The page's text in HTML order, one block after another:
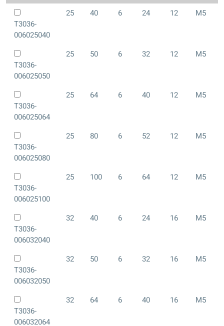
T3036-
006025040
25 40 6 24 12 M5
T3036-
006025050
25 50 6 32 12 M5
T3036-
006025064
25 64 6 40 12 M5
T3036-
006025080
25 80 6 52 12 M5
T3036-
006025100
25 100 6 64 12 M5
T3036-
006032040
32 40 6 24 16 M5
T3036-
006032050
32 50 6 32 16 M5
T3036-
006032064
32 64 6 40 16 M5